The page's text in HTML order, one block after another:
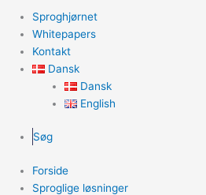
Sproghjørnet
Whitepapers
Kontakt
Dansk
Dansk
English
Søg
Forside
Sproglige løsninger